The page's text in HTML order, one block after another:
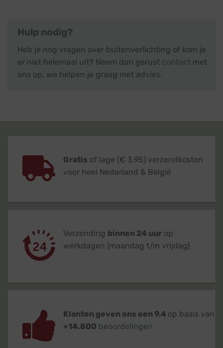
Hulp nodig?
Heb je nog vragen over buitenverlichting of kom je
er niet helemaal uit? Neem dan gerust contact met
ons op, we helpen je graag met advies.
Gratis of lage (€ 3,95) verzendkosten
voor heel Nederland & België
Verzending binnen 24 uur op
werkdagen (maandag t/m vrijdag)
Klanten geven ons een 9,4 op basis van
+14.800 beoordelingen